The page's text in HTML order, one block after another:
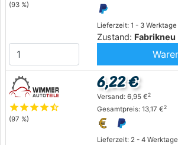
(93 %)
Lieferzeit: 1 - 3 Werktage
Zustand: Fabrikneu
starstarstarstarstar_half
(97 %)
Lieferzeit: 2 - 4 Werktage
6,22 €
Versand: 6,95 €2
Gesamtpreis: 13,17 €2